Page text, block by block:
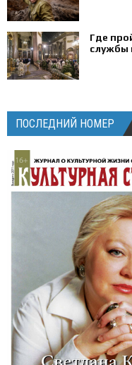
Где
службы
ПОСЛЕДНИЙ НОМЕР